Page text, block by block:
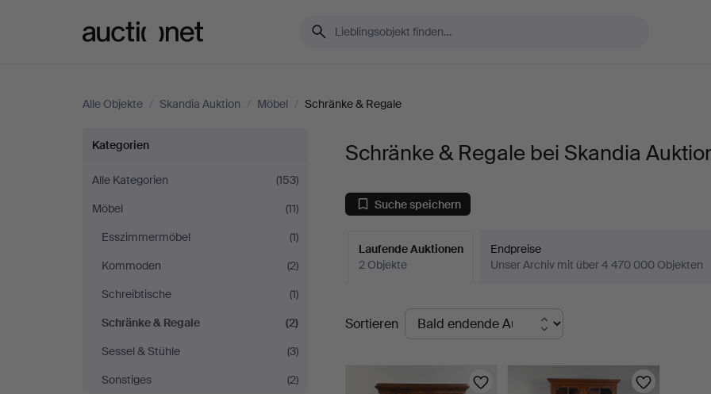
Alle Objekte / Skandia Auktion / Möbel / Schränke & Regale
Schränke
&
Regale
bei
Skandia
Auktion
Kategorien
Alle Kategorien
(153)
Möbel
(11)
Esszimmermöbel
(1)
Kommoden
(2)
Schreibtische
(1)
Schränke & Regale
(2)
Sessel & Stühle
(3)
Sonstiges
(2)
Schränke & Regale bei Skandia
Suche speichern
Laufende Auktionen
2 Objekte
Endpreise
Unser Archiv mit über 4 470 000 Objekten
Laufende
Auktionen
Sortieren